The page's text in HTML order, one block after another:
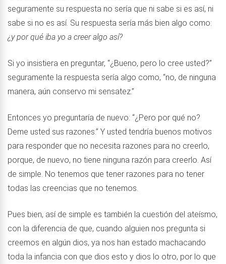
seguramente su respuesta no sería que ni sabe si es así, ni
sabe si no es así. Su respuesta sería más bien algo como:
¿y por qué iba yo a creer algo así?
Si yo insistiera en preguntar, “¿Bueno, pero lo cree usted?”
seguramente la respuesta sería algo como, “no, de ninguna
manera, aún conservo mi sensatez.”
Entonces yo preguntaría de nuevo: “¿Pero por qué no?
Deme usted sus razones.” Y usted tendría buenos motivos
para responder que no necesita razones para no creerlo,
porque, de nuevo, no tiene ninguna razón para creerlo. Así
de simple. No tenemos que tener razones para no tener
todas las creencias que no tenemos.
Pues bien, así de simple es también la cuestión del ateísmo,
con la diferencia de que, cuando alguien nos pregunta si
creemos en algún dios, ya nos han estado machacando
toda la infancia con que dios esto y dios lo otro, por lo que